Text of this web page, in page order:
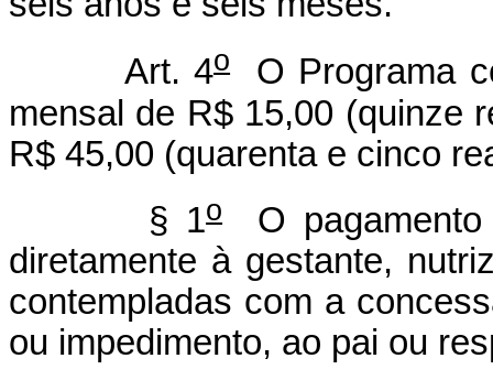
Art. 4o
O Programa
mensal de R$ 15,00 (quinze
R$ 45,00 (quarenta e cinco
§ 1o
O
diretamente à gestante,
contempladas com a
ou impedimento, ao pai ou